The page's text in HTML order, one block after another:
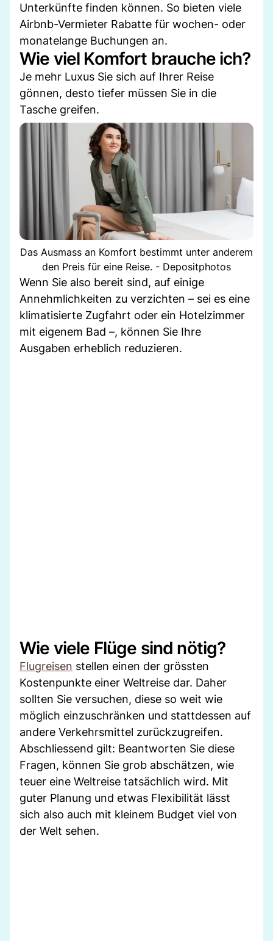
Unterkünfte finden können. So bieten viele
Airbnb-Vermieter Rabatte für wochen- oder
monatelange Buchungen an.
Wie viel Komfort brauche ich?
Je mehr Luxus Sie sich auf Ihrer Reise
gönnen, desto tiefer müssen Sie in die
Tasche greifen.
Das Ausmass an Komfort bestimmt unter anderem
den Preis für eine Reise. - Depositphotos
Wenn Sie also bereit sind, auf einige
Annehmlichkeiten zu verzichten – sei es eine
klimatisierte Zugfahrt oder ein Hotelzimmer
mit eigenem Bad –, können Sie Ihre
Ausgaben erheblich reduzieren.
Wie viele Flüge sind nötig?
Flugreisen stellen einen der grössten
Kostenpunkte einer Weltreise dar. Daher
sollten Sie versuchen, diese so weit wie
möglich einzuschränken und stattdessen auf
andere Verkehrsmittel zurückzugreifen.
Abschliessend gilt: Beantworten Sie diese
Fragen, können Sie grob abschätzen, wie
teuer eine Weltreise tatsächlich wird. Mit
guter Planung und etwas Flexibilität lässt
sich also auch mit kleinem Budget viel von
der Welt sehen.